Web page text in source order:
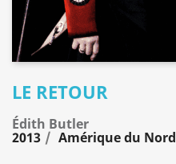
LE RETOUR
Édith Butler
2013 Amérique du Nord